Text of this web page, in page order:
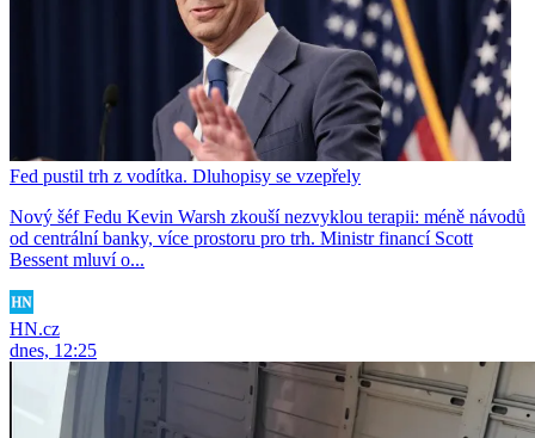
Fed pustil trh z vodítka. Dluhopisy se vzepřely
Nový šéf Fedu Kevin Warsh zkouší nezvyklou terapii: méně návodů
od centrální banky, více prostoru pro trh. Ministr financí Scott
Bessent mluví o...
HN.cz
dnes, 12:25